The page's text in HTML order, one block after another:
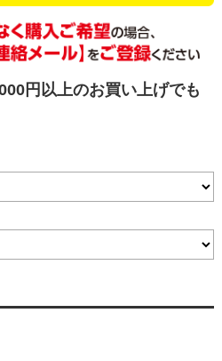
円以上のお買い上げでも